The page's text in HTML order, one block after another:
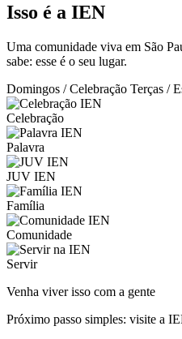
Isso é a IEN
Uma comunidade viva em São
sabe: esse é o seu lugar.
Domingos / Celebração Terças /
Celebração
Palavra
JUV IEN
Família
Comunidade
Servir
Venha viver isso com a gente
Próximo passo simples: visite a